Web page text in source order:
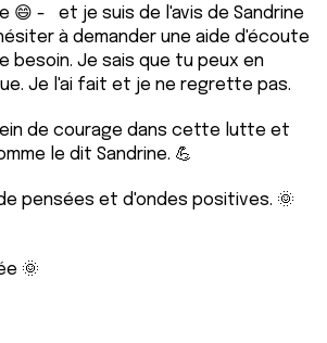
😄 - et je suis de l'avis de Sandrine
à demander une aide d'écoute
besoin. Je sais que tu peux en
Je l'ai fait et je ne regrette pas.
de courage dans cette lutte et
le dit Sandrine. 💪
pensées et d'ondes positives. 🌞
🌞